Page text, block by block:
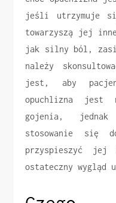
jeśli utrzymuje
towarzyszą jej
jak silny ból,
należy
jest, aby
opuchlizna jest
gojenia,
stosowanie się
przyspieszyć jej
ostateczny wygląd